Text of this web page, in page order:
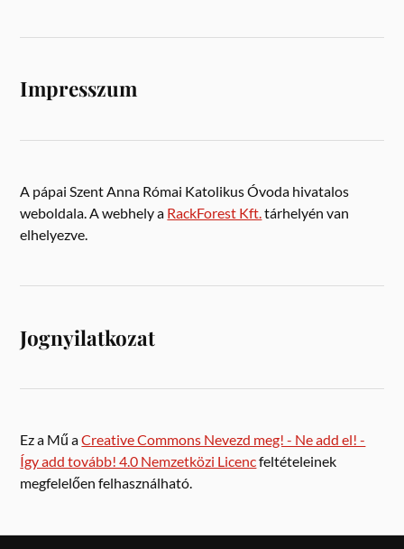
Impresszum
A pápai Szent Anna Római Katolikus Óvoda hivatalos
weboldala. A webhely a RackForest Kft.tárhelyén van
elhelyezve.
Jognyilatkozat
Ez a Mű aCreative Commons Nevezd meg! - Ne add el! -
Így add tovább! 4.0 Nemzetközi Licencfeltételeinek
megfelelően felhasználható.